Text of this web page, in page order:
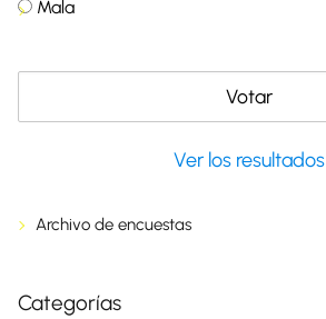
Mala
Ver los resultados
Archivo de encuestas
Categorías